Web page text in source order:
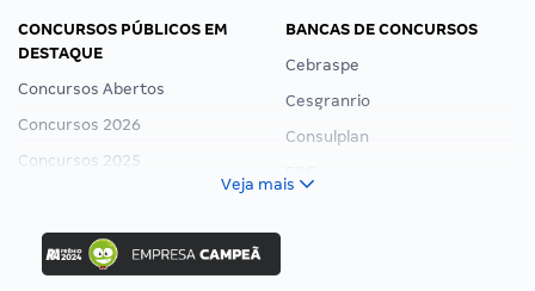
CONCURSOS PÚBLICOS EM
DESTAQUE
Concursos Abertos
Concursos 2026
Concursos 2025
Concurso Ibama
Concurso MPU
BANCAS DE CONCURSOS
Cebraspe
Cesgranrio
Consulplan
Veja mais